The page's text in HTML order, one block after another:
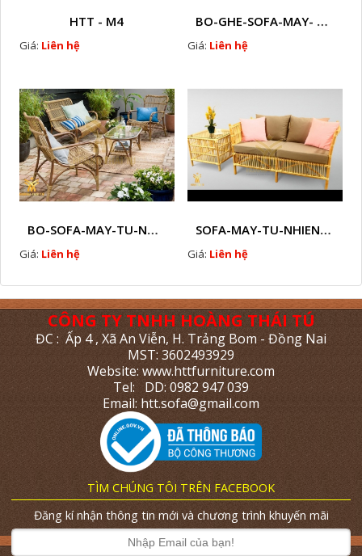
HTT - M4
Giá: Liên hệ
BO-GHE-SOFA-MAY- TU-NHIEN-HTT - M5
Giá: Liên hệ
BO-SOFA-MAY-TU-NHIEN-HTT - M6
Giá: Liên hệ
SOFA-MAY-TU-NHIEN-HTT - M7
Giá: Liên hệ
CÔNG TY TNHH HOÀNG THÁI TÚ
ĐC : Ấp 4 , Xã An Viễn, H. Trảng Bom - Đồng Nai
MST: 3602493929
Website: www.httfurniture.com
Tel: DD: 0982 947 039
Email: htt.sofa@gmail.com
TÌM CHÚNG TÔI TRÊN FACEBOOK
Đăng kí nhận thông tin mới và chương trình khuyến mãi